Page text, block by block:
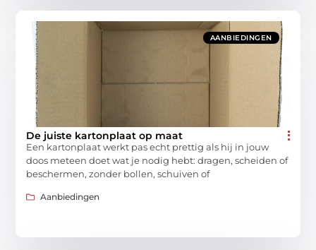
AANBIEDINGEN
De juiste kartonplaat op maat
Een kartonplaat werkt pas echt prettig als hij in jouw
doos meteen doet wat je nodig hebt: dragen, scheiden of
beschermen, zonder bollen, schuiven of
Aanbiedingen